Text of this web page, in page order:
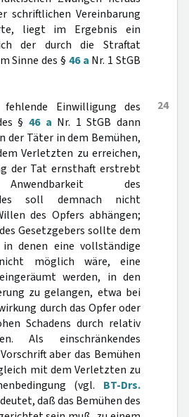
schriftlichen Vereinbarung
liegt im Ergebnis ein
der durch die Straftat
Sinne des § 46 a Nr. 1 StGB
24
Einwilligung des
§ 46 a Nr. 1 StGB dann
der Täter in dem Bemühen,
Verletzten zu erreichen,
der Tat ernsthaft erstrebt
des
soll demnach nicht
des Opfers abhängen;
Gesetzgebers sollte dem
denen eine vollständige
nicht möglich wäre, eine
werden, in den
zu gelangen, etwa bei
durch das Opfer oder
Schadens durch relativ
Als einschränkendes
aber das Bemühen
mit dem Verletzten zu
(vgl. BT-Drs.
daß das Bemühen des